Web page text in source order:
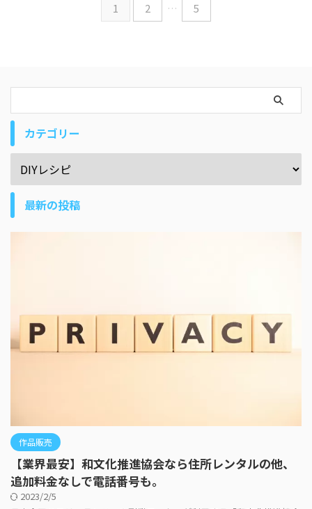
1 2 … 5
カテゴリー
最新の投稿
作品販売
【業界最安】和文化推進協会なら住所レンタルの他、
追加料金なしで電話番号も。
2023/2/5